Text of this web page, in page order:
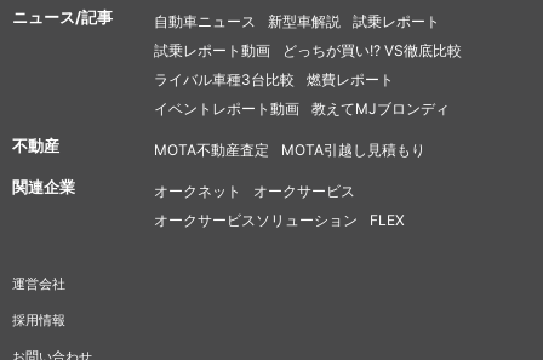
ニュース/記事 自動車ニュース 新型車解説
試乗レポート
試乗レポート動画
どっちが買い!? VS徹底比較
ライバル車種3台比較
燃費レポート
イベントレポート動画
教えてMJブロンディ
不動産 MOTA不動産査定 MOTA引越し見積もり
関連企業 オークネット
オークサービス
オークサービスソリューション
FLEX
運営会社
採用情報
お問い合わせ